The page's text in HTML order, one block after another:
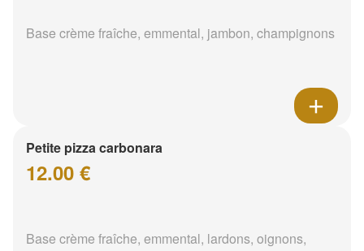
Base crème fraîche, emmental, jambon, champignons
Petite pizza carbonara
12.00 €
Base crème fraîche, emmental, lardons, oignons,